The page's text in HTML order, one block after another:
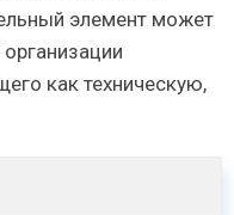
элемент может
как техническую,